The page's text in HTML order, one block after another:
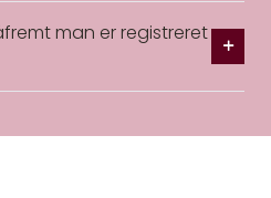
man er registreret